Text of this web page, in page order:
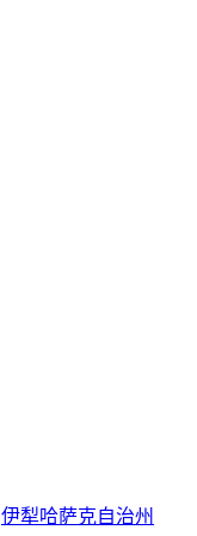
伊犁哈萨克自治州